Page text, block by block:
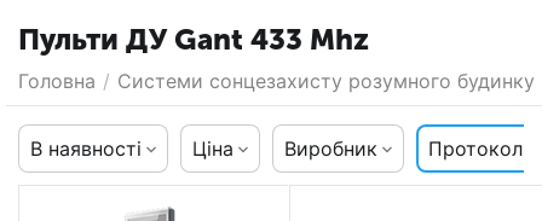
Пульти ДУ Gant 433 Mhz
Головна / Системи сонцезахисту розумного будинку
В наявності Ціна Виробник Протокол